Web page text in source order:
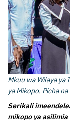
Mkuu wa Wilaya ya
ya Mikopo. Picha
Serikali
mikopo ya asilimia